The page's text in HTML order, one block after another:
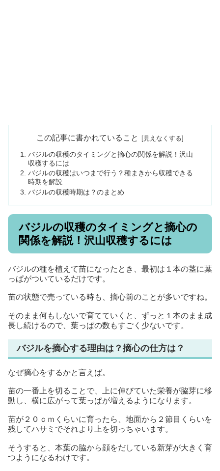
この記事に書かれていること
バジルの収穫のタイミングと摘心の関係を解説！沢山
収穫するには
バジルの収穫はいつまで行う？種まきから収穫できる
時期を解説
バジルの収穫時期は？のまとめ
バジルの収穫のタイミングと摘心の
関係を解説！沢山収穫するには
バジルの種を植えて苗になったとき、最初は１本の茎に葉
っぱがついているだけです。
苗の状態で売っている時も、摘心前のことが多いですね。
そのまま何もしないで育てていくと、ずっと１本のまま成
長し続けるので、葉っぱの数もすごく少ないです。
バジルを摘心する理由は？摘心の仕方は？
なぜ摘心をするかと言えば。
苗の一番上を切ることで、上に伸びていた栄養が脇芽に移
動し、横に広がって葉っぱが増えるようになります。
苗が２０ｃｍくらいに育ったら、地面から２節目くらいを
残してハサミでそれより上を切っちゃいます。
そうすると、本葉の脇から顔をだしている新芽が大きく育
つようになるわけです。